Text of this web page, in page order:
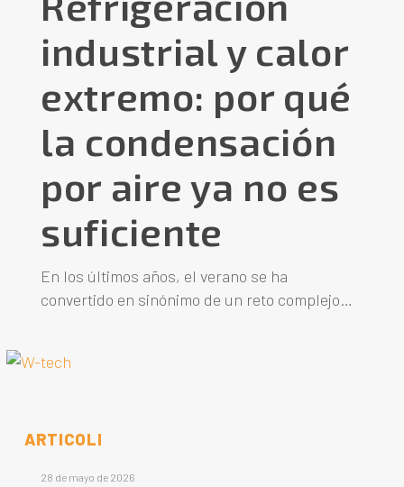
industrial y calor
extremo: por qué
la condensación
por aire ya no es
suficiente
En los últimos años, el verano se ha
convertido en sinónimo de un reto complejo…
ARTICOLI
28 de mayo de 2026